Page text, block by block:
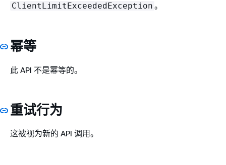
ClientLimitExceededException 。
幂等
此 API 不是幂等的。
重试行为
这被视为新的 API 调用。